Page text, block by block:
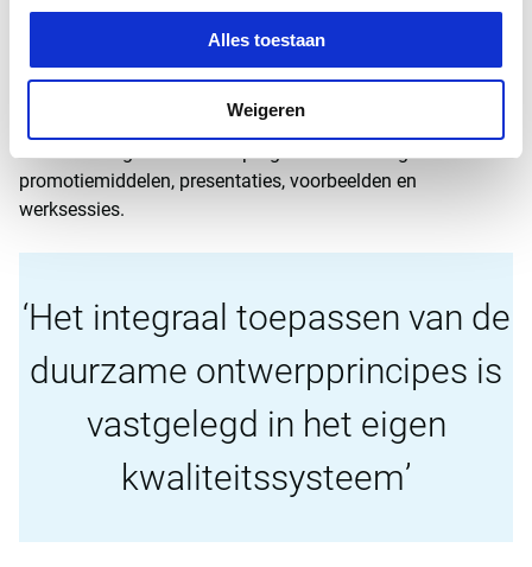
Alles toestaan
Weigeren
Witteveen+Bos heeft daarom het implementatietraject
aangewezen als beleidsmatig speerpunt. Daartoe werd een
programma opgezet met daaraan gekoppeld een
deskundigen afkomstig van verschillende afdelingen
promotiemiddelen, presentaties, voorbeelden en
werksessies.
Het integraal toepassen van de
duurzame ontwerpprincipes is
vastgelegd in het eigen
kwaliteitssysteem